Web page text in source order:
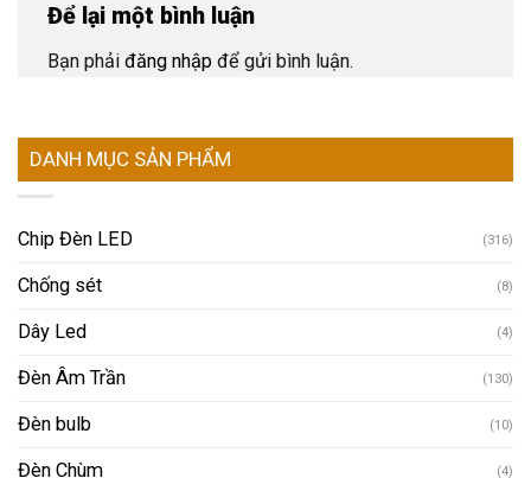
Để lại một bình luận
Bạn phải đăng nhập để gửi bình luận.
DANH MỤC SẢN PHẨM
Chip Đèn LED (316)
Chống sét (8)
Dây Led (4)
Đèn Âm Trần (130)
Đèn bulb (10)
Đèn Chùm (4)